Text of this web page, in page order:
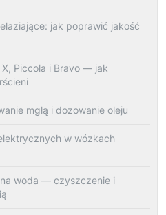
jak poprawić jakość
Piccola i Bravo — jak
mgłą i dozowanie oleju
w wózkach
woda — czyszczenie i